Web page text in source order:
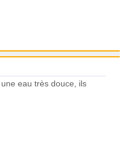
eau très douce, ils